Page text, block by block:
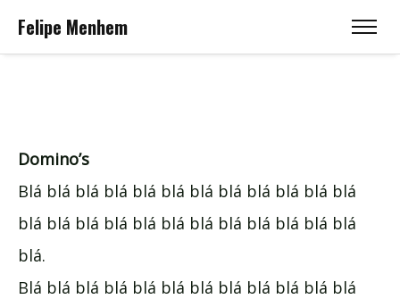
Felipe Menhem
Domino’s
Blá blá blá blá blá blá blá blá blá blá blá blá
blá blá blá blá blá blá blá blá blá blá blá blá
blá.
Blá blá blá blá blá blá blá blá blá blá blá blá